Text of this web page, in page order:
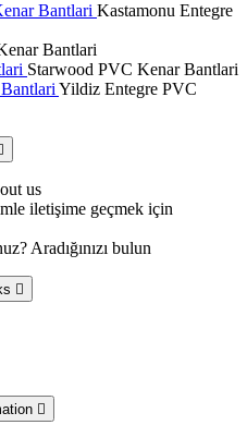
Bantlari Kastamonu Entegre
Bantlari
Starwood PVC Kenar Bantlari
Yildiz Entegre PVC
us
iletişime geçmek için
Aradığınızı bulun

